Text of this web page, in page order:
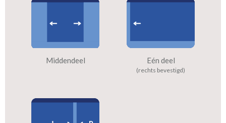
Middendeel Eén deel
(rechts bevestigd)